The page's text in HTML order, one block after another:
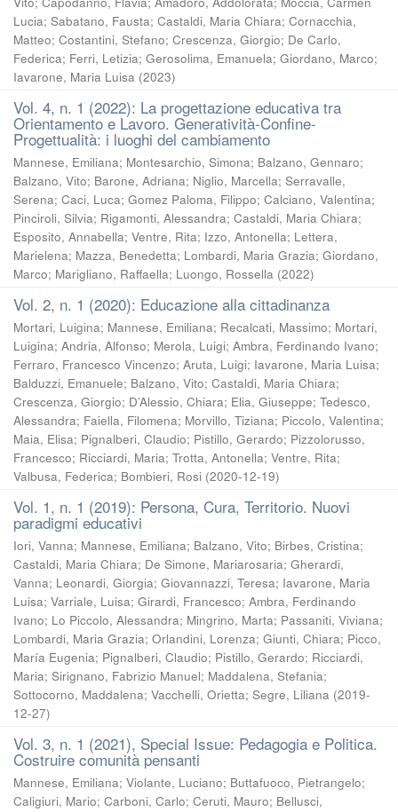
Lucia; Sabatano, Fausta; Castaldi, Maria Chiara; Cornacchia,
Matteo; Costantini, Stefano; Crescenza, Giorgio; De Carlo,
Federica; Ferri, Letizia; Gerosolima, Emanuela; Giordano, Marco;
Iavarone, Maria Luisa (2023)
Vol. 4, n. 1 (2022): La progettazione educativa tra
Orientamento e Lavoro. Generatività-Confine-
Progettualità: i luoghi del cambiamento
Mannese, Emiliana; Montesarchio, Simona; Balzano, Gennaro;
Balzano, Vito; Barone, Adriana; Niglio, Marcella; Serravalle,
Serena; Caci, Luca; Gomez Paloma, Filippo; Calciano, Valentina;
Pinciroli, Silvia; Rigamonti, Alessandra; Castaldi, Maria Chiara;
Esposito, Annabella; Ventre, Rita; Izzo, Antonella; Lettera,
Marielena; Mazza, Benedetta; Lombardi, Maria Grazia; Giordano,
Marco; Marigliano, Raffaella; Luongo, Rossella (2022)
Vol. 2, n. 1 (2020): Educazione alla cittadinanza
Mortari, Luigina; Mannese, Emiliana; Recalcati, Massimo; Mortari,
Luigina; Andria, Alfonso; Merola, Luigi; Ambra, Ferdinando Ivano;
Ferraro, Francesco Vincenzo; Aruta, Luigi; Iavarone, Maria Luisa;
Balduzzi, Emanuele; Balzano, Vito; Castaldi, Maria Chiara;
Crescenza, Giorgio; D’Alessio, Chiara; Elia, Giuseppe; Tedesco,
Alessandra; Faiella, Filomena; Morvillo, Tiziana; Piccolo, Valentina;
Maia, Elisa; Pignalberi, Claudio; Pistillo, Gerardo; Pizzolorusso,
Francesco; Ricciardi, Maria; Trotta, Antonella; Ventre, Rita;
Valbusa, Federica; Bombieri, Rosi (2020-12-19)
Vol. 1, n. 1 (2019): Persona, Cura, Territorio. Nuovi
paradigmi educativi
Iori, Vanna; Mannese, Emiliana; Balzano, Vito; Birbes, Cristina;
Castaldi, Maria Chiara; De Simone, Mariarosaria; Gherardi,
Vanna; Leonardi, Giorgia; Giovannazzi, Teresa; Iavarone, Maria
Luisa; Varriale, Luisa; Girardi, Francesco; Ambra, Ferdinando
Ivano; Lo Piccolo, Alessandra; Mingrino, Marta; Passaniti, Viviana;
Lombardi, Maria Grazia; Orlandini, Lorenza; Giunti, Chiara; Picco,
María Eugenia; Pignalberi, Claudio; Pistillo, Gerardo; Ricciardi,
Maria; Sirignano, Fabrizio Manuel; Maddalena, Stefania;
Sottocorno, Maddalena; Vacchelli, Orietta; Segre, Liliana (2019-
12-27)
Vol. 3, n. 1 (2021), Special Issue: Pedagogia e Politica.
Costruire comunità pensanti
Mannese, Emiliana; Violante, Luciano; Buttafuoco, Pietrangelo;
Caligiuri, Mario; Carboni, Carlo; Ceruti, Mauro; Bellusci,